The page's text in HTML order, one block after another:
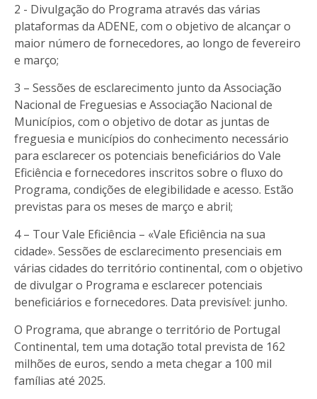
2 - Divulgação do Programa através das várias
plataformas da ADENE, com o objetivo de alcançar o
maior número de fornecedores, ao longo de fevereiro
e março;
3 – Sessões de esclarecimento junto da Associação
Nacional de Freguesias e Associação Nacional de
Municípios, com o objetivo de dotar as juntas de
freguesia e municípios do conhecimento necessário
para esclarecer os potenciais beneficiários do Vale
Eficiência e fornecedores inscritos sobre o fluxo do
Programa, condições de elegibilidade e acesso. Estão
previstas para os meses de março e abril;
4 – Tour Vale Eficiência – «Vale Eficiência na sua
cidade». Sessões de esclarecimento presenciais em
várias cidades do território continental, com o objetivo
de divulgar o Programa e esclarecer potenciais
beneficiários e fornecedores. Data previsível: junho.
O Programa, que abrange o território de Portugal
Continental, tem uma dotação total prevista de 162
milhões de euros, sendo a meta chegar a 100 mil
famílias até 2025.